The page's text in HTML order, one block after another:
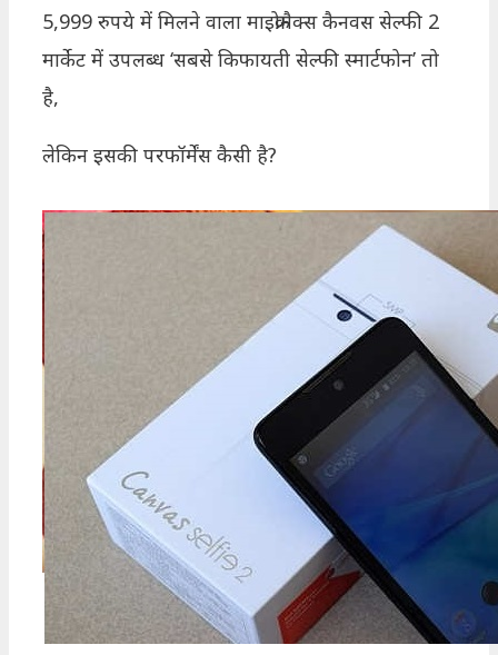
5,999 रुपये में मिलने वाला माइक्रोमैक्स कैनवस सेल्फी 2
मार्केट में उपलब्ध ‘सबसे किफायती सेल्फी स्मार्टफोन’ तो
है,
लेकिन इसकी परफॉर्मेंस कैसी है?